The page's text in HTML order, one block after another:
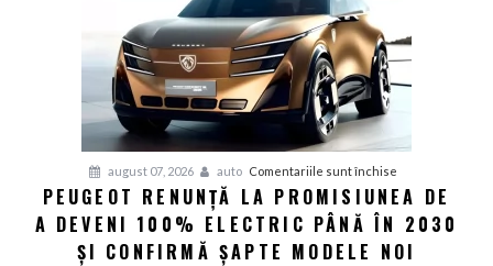
de
august 07, 2026 auto Comentariile sunt închise
Peugeot
renunță
la
PEUGEOT RENUNȚĂ LA PROMISIUNEA DE
A DEVENI 100% ELECTRIC PÂNĂ ÎN 2030
ȘI CONFIRMĂ ȘAPTE MODELE NOI